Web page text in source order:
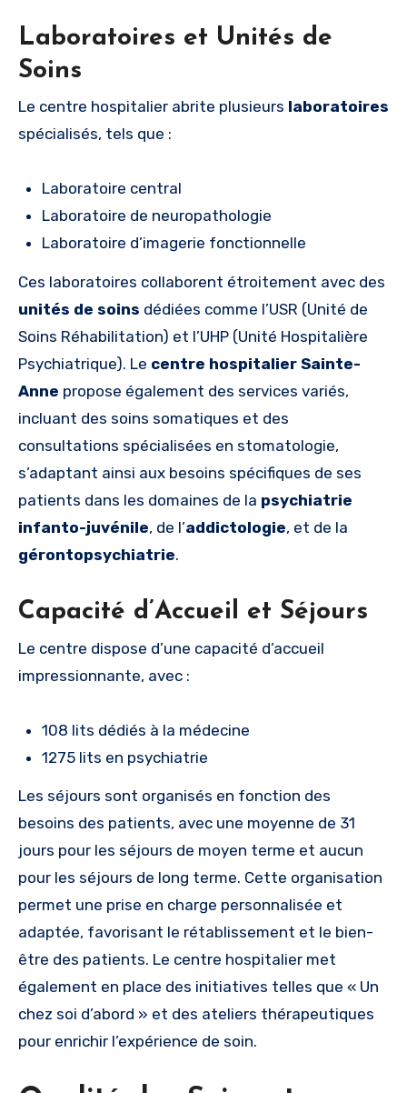
Laboratoires et Unités de
Soins
Le centre hospitalier abrite plusieurs laboratoires
spécialisés, tels que :
Laboratoire central
Laboratoire de neuropathologie
Laboratoire d’imagerie fonctionnelle
Ces laboratoires collaborent étroitement avec des
unités de soins dédiées comme l’USR (Unité de
Soins Réhabilitation) et l’UHP (Unité Hospitalière
Psychiatrique). Le centre hospitalier Sainte-
Anne propose également des services variés,
incluant des soins somatiques et des
consultations spécialisées en stomatologie,
s’adaptant ainsi aux besoins spécifiques de ses
patients dans les domaines de la psychiatrie
infanto-juvénile, de l’addictologie, et de la
gérontopsychiatrie.
Capacité d’Accueil et Séjours
Le centre dispose d’une capacité d’accueil
impressionnante, avec :
108 lits dédiés à la médecine
1275 lits en psychiatrie
Les séjours sont organisés en fonction des
besoins des patients, avec une moyenne de 31
jours pour les séjours de moyen terme et aucun
pour les séjours de long terme. Cette organisation
permet une prise en charge personnalisée et
adaptée, favorisant le rétablissement et le bien-
être des patients. Le centre hospitalier met
également en place des initiatives telles que « Un
chez soi d’abord » et des ateliers thérapeutiques
pour enrichir l’expérience de soin.